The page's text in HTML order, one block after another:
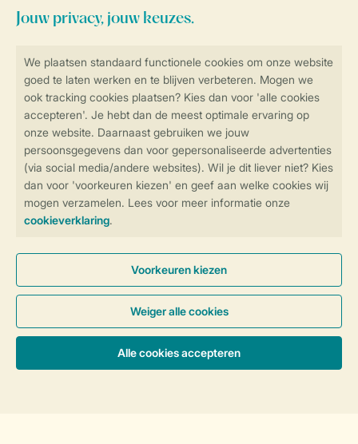
Controle over jouw gegevens &
privacy
Instellingen wijzigen
Veilig en snel online boeken
Veilige gegevensoverdracht
Veilige betaling